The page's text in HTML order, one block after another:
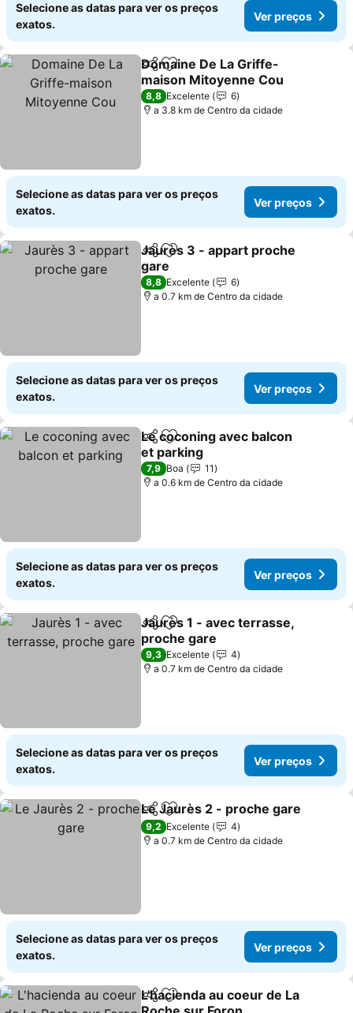
Selecione as datas para ver os preços
exatos.
Ver preços
PartilharAdicionar aos favoritos
Domaine De La Griffe-
maison Mitoyenne Cou
Ver preços
8,8 Excelente
6
a 3.8 km de Centro da cidade
Selecione as datas para ver os preços
exatos.
Ver preços
PartilharAdicionar aos favoritos
Jaurès 3 - appart proche
gare
Ver preços
8,8 Excelente
6
a 0.7 km de Centro da cidade
Selecione as datas para ver os preços
exatos.
Ver preços
PartilharAdicionar aos favoritos
Le coconing avec balcon
et parking
Ver preços
7,9 Boa
11
a 0.6 km de Centro da cidade
Selecione as datas para ver os preços
exatos.
Ver preços
PartilharAdicionar aos favoritos
Jaurès 1 - avec terrasse,
proche gare
Ver preços
9,3 Excelente
4
a 0.7 km de Centro da cidade
Selecione as datas para ver os preços
exatos.
Ver preços
PartilharAdicionar aos favoritos
Le Jaurès 2 - proche gare
9,2 Excelente
4
a 0.7 km de Centro da cidade
Selecione as datas para ver os preços
exatos.
Ver preços
PartilharAdicionar aos favoritos
L'hacienda au coeur de La